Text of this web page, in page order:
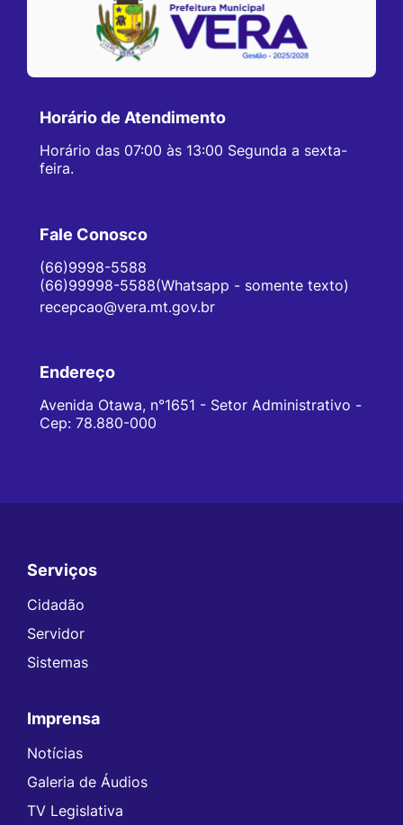
Horário de Atendimento
Horário das 07:00 às 13:00 Segunda a sexta-
feira.
Fale Conosco
(66)9998-5588
(66)99998-5588(Whatsapp - somente texto)
recepcao@vera.mt.gov.br
Endereço
Avenida Otawa, n°1651 - Setor Administrativo -
Cep: 78.880-000
Seção do Rodapé e Contato
Serviços
Cidadão
Servidor
Sistemas
Imprensa
Notícias
Galeria de Áudios
TV Legislativa